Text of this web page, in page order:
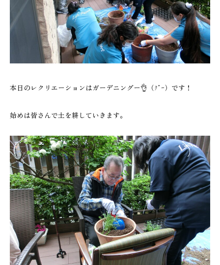
本日のレクリエーションはガーデニングー👌（ｸﾞｰ）です！
始めは皆さんで土を耕していきます。